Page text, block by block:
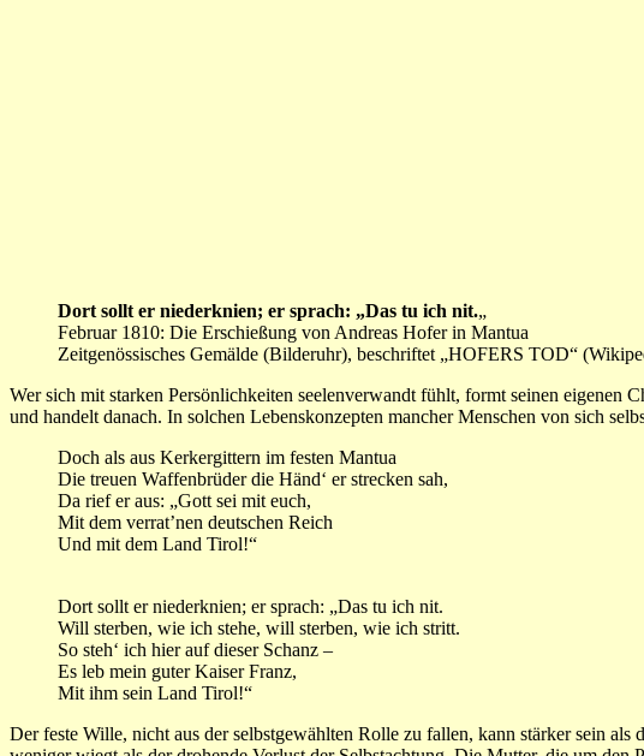
Dort sollt er niederknien; er sprach: „Das tu ich nit.„
Februar 1810: Die Erschießung von Andreas Hofer in Mantua
Zeitgenössisches Gemälde (Bilderuhr), beschriftet „HOFERS TOD“
Wer sich mit starken Persönlichkeiten seelenverwandt fühlt, formt seinen eigenen
und handelt danach. In solchen Lebenskonzepten mancher Menschen von sich
Doch als aus Kerkergittern im festen Mantua
Die treuen Waffenbrüder die Händ‘ er strecken sah,
Da rief er aus: „Gott sei mit euch,
Mit dem verrat’nen deutschen Reich
Und mit dem Land Tirol!“
Dort sollt er niederknien; er sprach: „Das tu ich nit.
Will sterben, wie ich stehe, will sterben, wie ich stritt.
So steh‘ ich hier auf dieser Schanz –
Es leb mein guter Kaiser Franz,
Mit ihm sein Land Tirol!“
Der feste Wille, nicht aus der selbstgewählten Rolle zu fallen, kann stärker sein